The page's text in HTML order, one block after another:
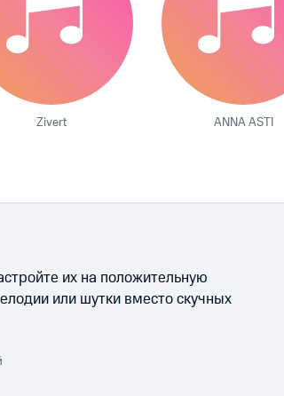
Zivert ANNA ASTI
их на положительную
или шутки вместо скучных